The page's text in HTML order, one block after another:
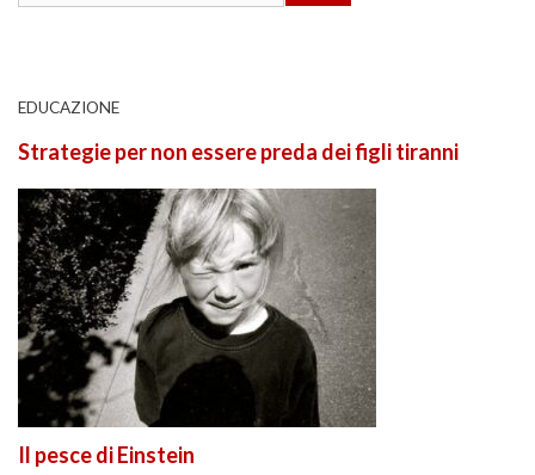
EDUCAZIONE
Strategie per non essere preda dei figli tiranni
Il pesce di Einstein